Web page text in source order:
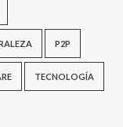
P2P
TECNOLOGÍA